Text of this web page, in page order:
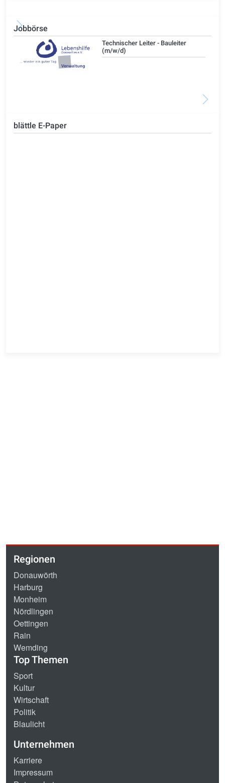
Jobbörse
Technischer Leiter - Bauleiter
(m/w/d)
blättle E-Paper
Regionen
Donauwörth
Harburg
Monheim
Nördlingen
Oettingen
Rain
Wemding
Top Themen
Sport
Kultur
Wirtschaft
Politik
Blaulicht
Unternehmen
Karriere
Impressum